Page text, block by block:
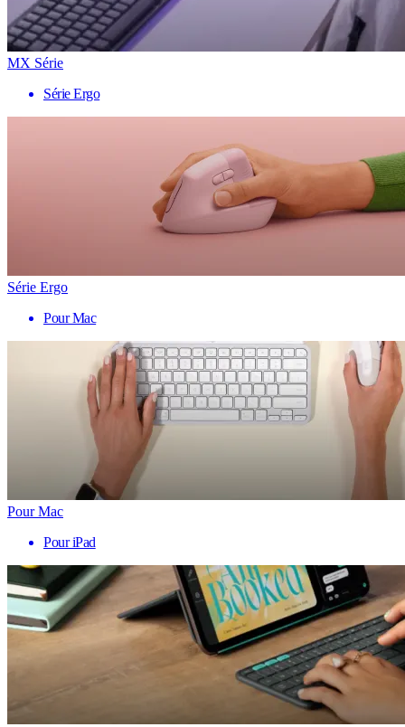
MX Série
Série Ergo
Série Ergo
Pour Mac
Pour Mac
Pour iPad